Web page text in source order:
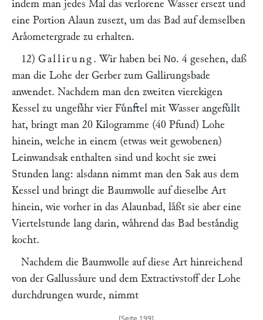
indem man jedes Mal das verlorene Wasser ersezt und
eine Portion Alaun zusezt, um das Bad auf demselben
Araͤometergrade zu erhalten.
12) Gallirung . Wir haben bei No. 4 gesehen, daß
man die Lohe der Gerber zum Gallirungsbade
anwendet. Nachdem man den zweiten vierekigen
Kessel zu ungefaͤhr vier Fuͤnftel mit Wasser angefuͤllt
hat, bringt man 20 Kilogramme (40 Pfund) Lohe
hinein, welche in einem (etwas weit gewobenen)
Leinwandsak enthalten sind und kocht sie zwei
Stunden lang: alsdann nimmt man den Sak aus dem
Kessel und bringt die Baumwolle auf dieselbe Art
hinein, wie vorher in das Alaunbad, laͤßt sie aber eine
Viertelstunde lang darin, waͤhrend das Bad bestaͤndig
kocht.
Nachdem die Baumwolle auf diese Art hinreichend
von der Gallussaͤure und dem Extractivstoff der Lohe
durchdrungen wurde, nimmt